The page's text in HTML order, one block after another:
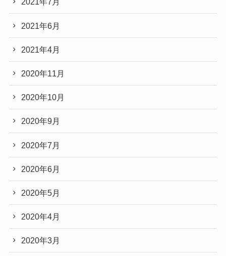
2021年6月
2021年4月
2020年11月
2020年10月
2020年9月
2020年7月
2020年6月
2020年5月
2020年4月
2020年3月